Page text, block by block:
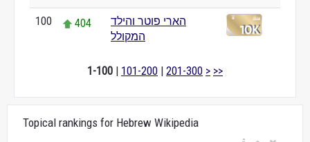
100 404
הארי פוטר והילד
המקולל
1-100 | 101-200 | 201-300 > >>
Topical rankings for Hebrew Wikipedia